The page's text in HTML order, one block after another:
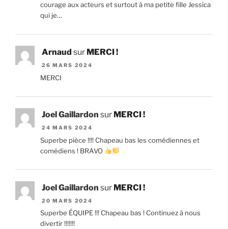
courage aux acteurs et surtout à ma petite fille Jessica
qui je…
Arnaud sur MERCI !
26 MARS 2024
MERCI
Joel Gaillardon sur MERCI !
24 MARS 2024
Superbe pièce !!!! Chapeau bas les comédiennes et
comédiens ! BRAVO
Joel Gaillardon sur MERCI !
20 MARS 2024
Superbe ÉQUIPE !!! Chapeau bas ! Continuez à nous
divertir !!!!!!!